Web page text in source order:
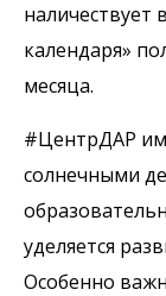
наличествует
календаря»
месяца.
#ЦентрДАР
солнечными
уделяется
Особенно